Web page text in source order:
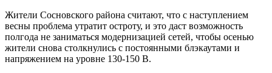
Жители Сосновского района считают, что с наступлением
весны проблема утратит остроту, и это даст возможность
полгода не заниматься модернизацией сетей, чтобы осенью
жители снова столкнулись с постоянными блэкаутами и
напряжением на уровне 130-150 В.